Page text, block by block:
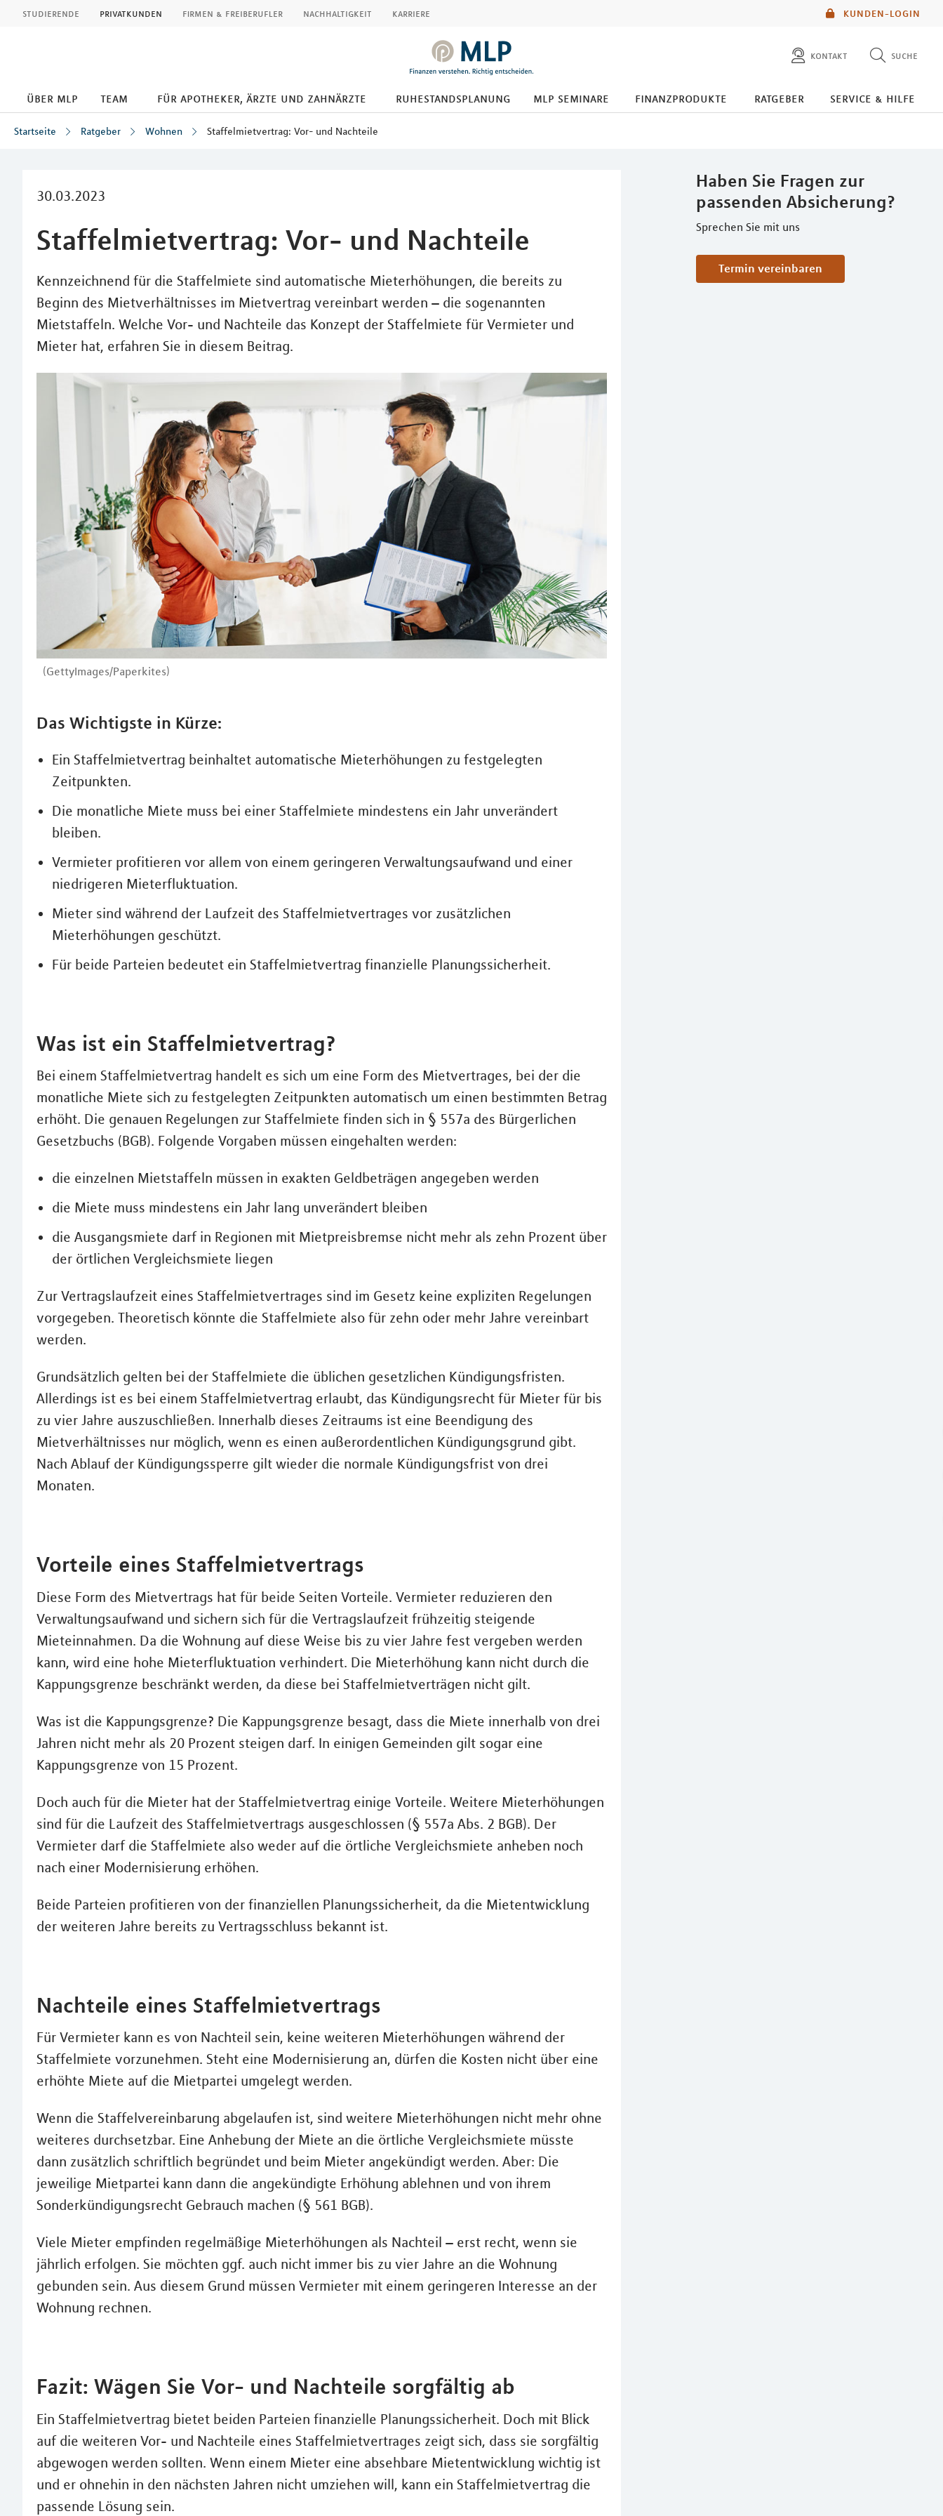
KUNDEN-LOGIN
studierende privatkunden firmen & freiberufler nachhaltigkeit karriere
kontakt suche
diese website durchsuchen
über mlp team für apotheker, ärzte und zahnärzte ruhestandsplanung mlp seminare finanzprodukte ratgeber service & hilfe
Startseite Ratgeber Wohnen Staffelmietvertrag: Vor- und Nachteile
30.03.2023
Staffelmietvertrag: Vor- und Nachteile
Kennzeichnend für die Staffelmiete sind automatische Mieterhöhungen, die bereits zu
Beginn des Mietverhältnisses im Mietvertrag vereinbart werden – die sogenannten
Mietstaffeln. Welche Vor- und Nachteile das Konzept der Staffelmiete für Vermieter und
Mieter hat, erfahren Sie in diesem Beitrag.
(GettyImages/Paperkites)
Haben Sie Fragen zur
passenden Absicherung?
Sprechen Sie mit uns
Termin vereinbaren
Das Wichtigste in Kürze:
Ein Staffelmietvertrag beinhaltet automatische Mieterhöhungen zu festgelegten
Zeitpunkten.
Die monatliche Miete muss bei einer Staffelmiete mindestens ein Jahr unverändert
bleiben.
Vermieter profitieren vor allem von einem geringeren Verwaltungsaufwand und einer
niedrigeren Mieterfluktuation.
Mieter sind während der Laufzeit des Staffelmietvertrages vor zusätzlichen
Mieterhöhungen geschützt.
Für beide Parteien bedeutet ein Staffelmietvertrag finanzielle Planungssicherheit.
Was ist ein Staffelmietvertrag?
Bei einem Staffelmietvertrag handelt es sich um eine Form des Mietvertrages, bei der die
monatliche Miete sich zu festgelegten Zeitpunkten automatisch um einen bestimmten Betrag
erhöht. Die genauen Regelungen zur Staffelmiete finden sich in § 557a des Bürgerlichen
Gesetzbuchs (BGB). Folgende Vorgaben müssen eingehalten werden:
die einzelnen Mietstaffeln müssen in exakten Geldbeträgen angegeben werden
die Miete muss mindestens ein Jahr lang unverändert bleiben
die Ausgangsmiete darf in Regionen mit Mietpreisbremse nicht mehr als zehn Prozent über
der örtlichen Vergleichsmiete liegen
Zur Vertragslaufzeit eines Staffelmietvertrages sind im Gesetz keine expliziten Regelungen
vorgegeben. Theoretisch könnte die Staffelmiete also für zehn oder mehr Jahre vereinbart
werden.
Grundsätzlich gelten bei der Staffelmiete die üblichen gesetzlichen Kündigungsfristen.
Allerdings ist es bei einem Staffelmietvertrag erlaubt, das Kündigungsrecht für Mieter für bis
zu vier Jahre auszuschließen. Innerhalb dieses Zeitraums ist eine Beendigung des
Mietverhältnisses nur möglich, wenn es einen außerordentlichen Kündigungsgrund gibt.
Nach Ablauf der Kündigungssperre gilt wieder die normale Kündigungsfrist von drei
Monaten.
Vorteile eines Staffelmietvertrags
Diese Form des Mietvertrags hat für beide Seiten Vorteile. Vermieter reduzieren den
Verwaltungsaufwand und sichern sich für die Vertragslaufzeit frühzeitig steigende
Mieteinnahmen. Da die Wohnung auf diese Weise bis zu vier Jahre fest vergeben werden
kann, wird eine hohe Mieterfluktuation verhindert. Die Mieterhöhung kann nicht durch die
Kappungsgrenze beschränkt werden, da diese bei Staffelmietverträgen nicht gilt.
Was ist die Kappungsgrenze? Die Kappungsgrenze besagt, dass die Miete innerhalb von drei
Jahren nicht mehr als 20 Prozent steigen darf. In einigen Gemeinden gilt sogar eine
Kappungsgrenze von 15 Prozent.
Doch auch für die Mieter hat der Staffelmietvertrag einige Vorteile. Weitere Mieterhöhungen
sind für die Laufzeit des Staffelmietvertrags ausgeschlossen (§ 557a Abs. 2 BGB). Der
Vermieter darf die Staffelmiete also weder auf die örtliche Vergleichsmiete anheben noch
nach einer Modernisierung erhöhen.
Beide Parteien profitieren von der finanziellen Planungssicherheit, da die Mietentwicklung
der weiteren Jahre bereits zu Vertragsschluss bekannt ist.
Nachteile eines Staffelmietvertrags
Für Vermieter kann es von Nachteil sein, keine weiteren Mieterhöhungen während der
Staffelmiete vorzunehmen. Steht eine Modernisierung an, dürfen die Kosten nicht über eine
erhöhte Miete auf die Mietpartei umgelegt werden.
Wenn die Staffelvereinbarung abgelaufen ist, sind weitere Mieterhöhungen nicht mehr ohne
weiteres durchsetzbar. Eine Anhebung der Miete an die örtliche Vergleichsmiete müsste
dann zusätzlich schriftlich begründet und beim Mieter angekündigt werden. Aber: Die
jeweilige Mietpartei kann dann die angekündigte Erhöhung ablehnen und von ihrem
Sonderkündigungsrecht Gebrauch machen (§ 561 BGB).
Viele Mieter empfinden regelmäßige Mieterhöhungen als Nachteil – erst recht, wenn sie
jährlich erfolgen. Sie möchten ggf. auch nicht immer bis zu vier Jahre an die Wohnung
gebunden sein. Aus diesem Grund müssen Vermieter mit einem geringeren Interesse an der
Wohnung rechnen.
Fazit: Wägen Sie Vor- und Nachteile sorgfältig ab
Ein Staffelmietvertrag bietet beiden Parteien finanzielle Planungssicherheit. Doch mit Blick
auf die weiteren Vor- und Nachteile eines Staffelmietvertrages zeigt sich, dass sie sorgfältig
abgewogen werden sollten. Wenn einem Mieter eine absehbare Mietentwicklung wichtig ist
und er ohnehin in den nächsten Jahren nicht umziehen will, kann ein Staffelmietvertrag die
passende Lösung sein.